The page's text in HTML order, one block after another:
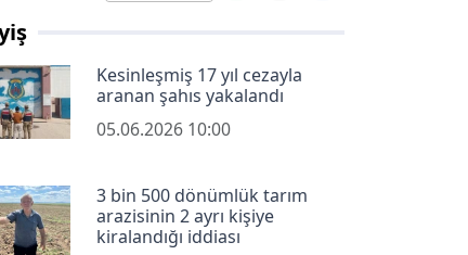
Kesinleşmiş 17 yıl cezayla
aranan şahıs yakalandı
05.06.2026 10:00
3 bin 500 dönümlük tarım
arazisinin 2 ayrı kişiye
kiralandığı iddiası